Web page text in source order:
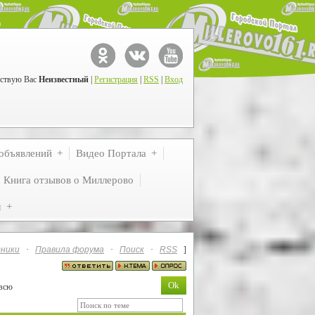
Вас Неизвестный Регистрация RSS Вход
Видео Портала
Книга отзывов о Миллерово
· Правила форума · Поиск · RSS ]